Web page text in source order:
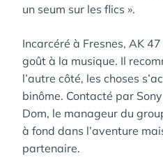
un seum sur les flics ».
Incarcéré à Fresnes, AK
goût à la musique. Il
l’autre côté, les choses
binôme. Contacté par
Dom, le manageur du
à fond dans l’aventure
partenaire.